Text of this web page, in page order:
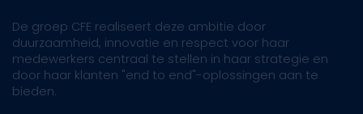
De groep CFE realiseert deze ambitie door
duurzaamheid, innovatie en respect voor haar
medewerkers centraal te stellen in haar strategie en
door haar klanten "end to end"-oplossingen aan te
bieden.